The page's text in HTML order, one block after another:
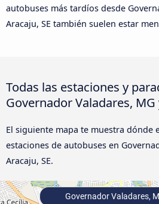
autobuses más tardíos desde
Aracaju, SE también suelen estar
Todas las estaciones y
Governador Valadares, MG
El siguiente mapa te muestra dónde
estaciones de autobuses en
Aracaju, SE.
Governador Valadares,